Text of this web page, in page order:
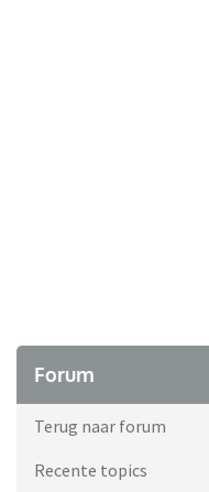
Forum
Terug naar forum
Recente topics